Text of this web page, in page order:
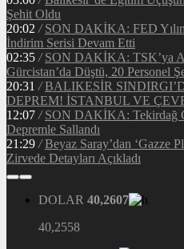
Şehit Oldu
20:02 / SON DAKİKA: FED Yılın
İndirim Serisi Devam Etti
02:35 / SON DAKİKA: TSK’ya
Gürcistan’da Düştü, 20 Personel
20:31 / BALIKESİR
DEPREM! İSTANBUL VE
12:07 / SON DAKİKA: Tekirdağ
Depremle Sallandı
21:29 / Beyaz Saray’dan ‘Gazze
Zirvede Detayları Açıkladı
DOLAR 40,2607
40,2558